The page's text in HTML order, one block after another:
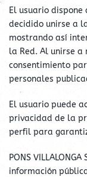
El usuario
decidido unirse a la
mostrando así
la Red. Al unirse
consentimiento
personales
El usuario puede
privacidad de la
perfil para
PONS
información